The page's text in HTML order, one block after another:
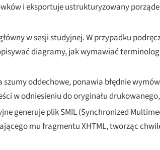
i eksportuje ustrukturyzowany
w sesji studyjnej. W przypadku
diagramy, jak wymawiać
szumy oddechowe, ponawia błędnie
w odniesieniu do oryginału
generuje plik SMIL (Synchronized
mu fragmentu XHTML, tworząc